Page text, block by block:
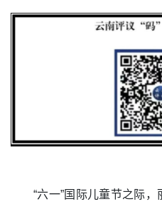
“六一”国际儿童节之际